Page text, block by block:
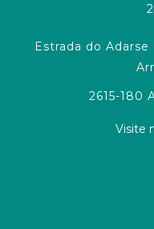
Estrada do
2615-180
Visite